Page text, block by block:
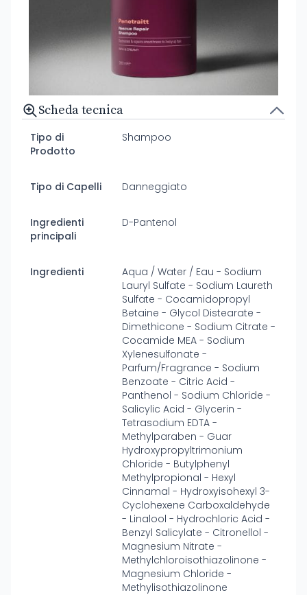
Scheda tecnica
Tipo di
Prodotto
Shampoo
Tipo di Capelli Danneggiato
Ingredienti
principali
D-Pantenol
Ingredienti
Aqua / Water / Eau - Sodium
Lauryl Sulfate - Sodium Laureth
Sulfate - Cocamidopropyl
Betaine - Glycol Distearate -
Dimethicone - Sodium Citrate -
Cocamide MEA - Sodium
Xylenesulfonate -
Parfum/Fragrance - Sodium
Benzoate - Citric Acid -
Panthenol - Sodium Chloride -
Salicylic Acid - Glycerin -
Tetrasodium EDTA -
Methylparaben - Guar
Hydroxypropyltrimonium
Chloride - Butylphenyl
Methylpropional - Hexyl
Cinnamal - Hydroxyisohexyl 3-
Cyclohexene Carboxaldehyde
- Linalool - Hydrochloric Acid -
Benzyl Salicylate - Citronellol -
Magnesium Nitrate -
Methylchloroisothiazolinone -
Magnesium Chloride -
Methylisothiazolinone